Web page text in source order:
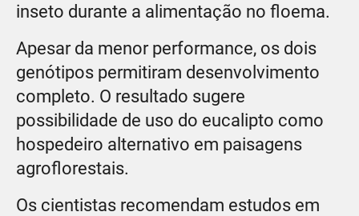
inseto durante a alimentação no floema.
Apesar da menor performance, os dois
genótipos permitiram desenvolvimento
completo. O resultado sugere
possibilidade de uso do eucalipto como
hospedeiro alternativo em paisagens
agroflorestais.
Os cientistas recomendam estudos em